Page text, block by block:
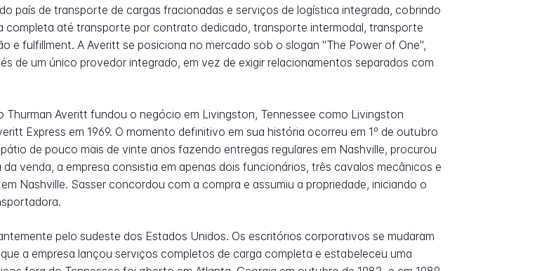
país de transporte de cargas fracionadas e serviços de logística integrada, cobrindo
completa até transporte por contrato dedicado, transporte intermodal, transporte
e fulfillment. A Averitt se posiciona no mercado sob o slogan "The Power of One",
de um único provedor integrado, em vez de exigir relacionamentos separados com
Thurman Averitt fundou o negócio em Livingston, Tennessee como Livingston
Express em 1969. O momento definitivo em sua história ocorreu em 1º de outubro
de pouco mais de vinte anos fazendo entregas regulares em Nashville, procurou
venda, a empresa consistia em apenas dois funcionários, três cavalos mecânicos e
Nashville. Sasser concordou com a compra e assumiu a propriedade, iniciando o
pelo sudeste dos Estados Unidos. Os escritórios corporativos se mudaram
a empresa lançou serviços completos de carga completa e estabeleceu uma